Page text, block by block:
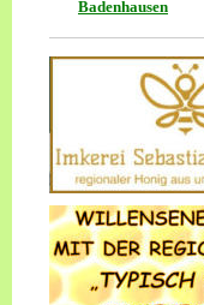
Badenhausen